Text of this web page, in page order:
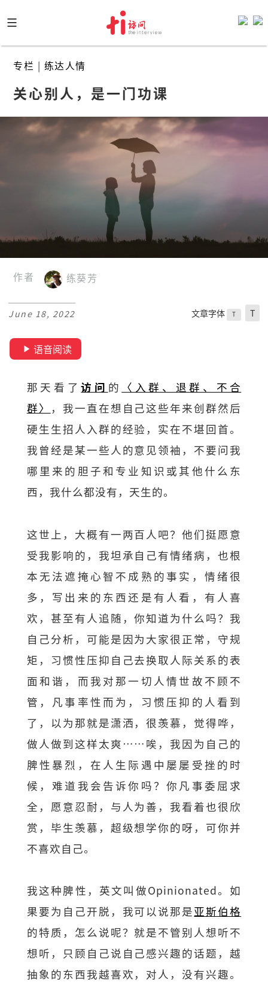
to
content
专栏 | 练达人情
关心别人，是一门功课
作者 练葵芳
June 18, 2022 文章字体 T T
语音阅读
那天看了访问 的 〈入群、退群、不合
群〉
，我一直在想自己这些年来创群然后
硬生生招人入群的经验，实在不堪回首。
我曾经是某一些人的意见领袖，不要问我
哪里来的胆子和专业知识或其他什么东
西，我什么都没有，天生的。
这世上，大概有一两百人吧？他们挺愿意
受我影响的，我坦承自己有情绪病，也根
本无法遮掩心智不成熟的事实，情绪很
多，写出来的东西还是有人看，有人喜
欢，甚至有人追随，你知道为什么吗？我
自己分析，可能是因为大家很正常，守规
矩，习惯性压抑自己去换取人际关系的表
面和谐，而我对那一切人情世故不顾不
管，凡事率性而为，习惯压抑的人看到
了，以为那就是潇洒，很羡慕，觉得哗，
做人做到这样太爽……唉，我因为自己的
脾性暴烈，在人生际遇中屡屡受挫的时
候，难道我会告诉你吗？你凡事委屈求
全，愿意忍耐，与人为善，我看着也很欣
赏，毕生羡慕，超级想学你的呀，可你并
不喜欢自己。
我这种脾性，英文叫做Opinionated。如
果要为自己开脱，我可以说那是亚斯伯格
的特质，怎么说呢？就是不管别人想听不
想听，只顾自己说自己感兴趣的话题，越
抽象的东西我越喜欢，对人，没有兴趣。